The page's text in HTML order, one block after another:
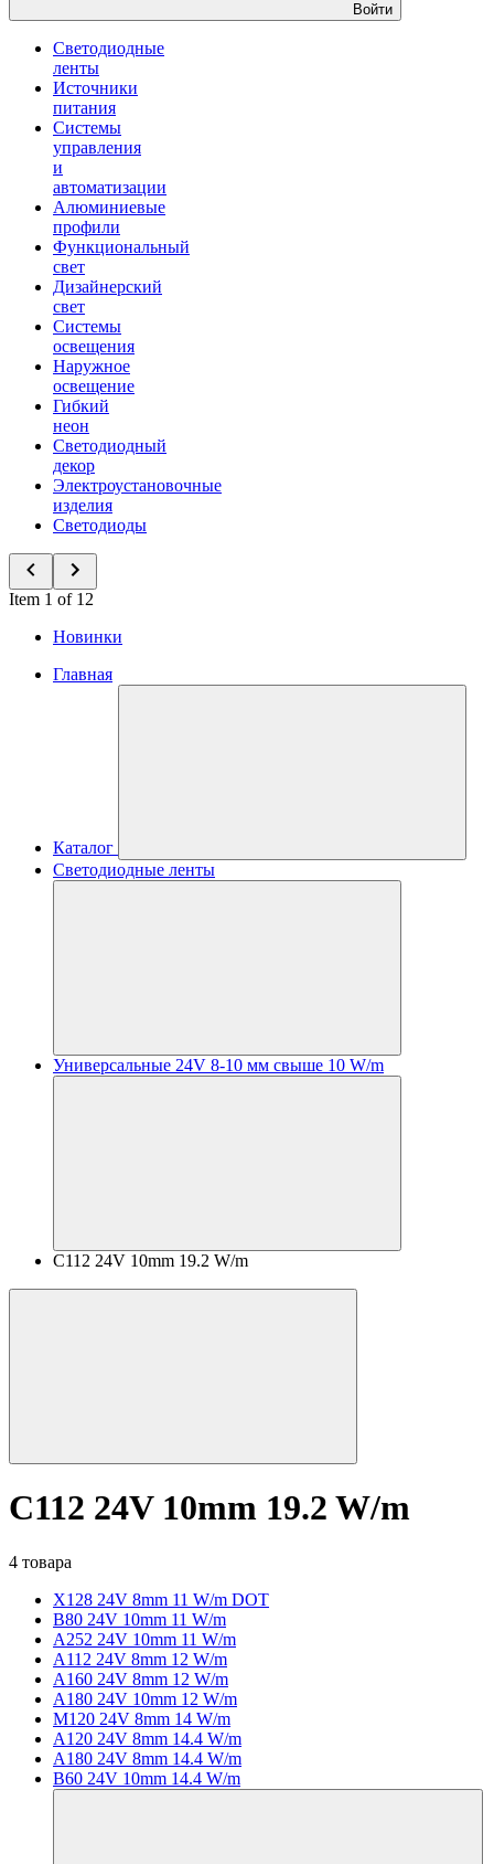
Войти
Светодиодные
ленты
Источники
питания
Системы
управления
и
автоматизации
Алюминиевые
профили
Функциональный
свет
Дизайнерский
свет
Системы
освещения
Наружное
освещение
Гибкий
неон
Светодиодный
декор
Электроустановочные
изделия
Светодиоды
Item 1 of 12
Новинки
Главная
Каталог
Светодиодные ленты
Универсальные 24V 8-10 мм свыше 10 W/m
C112 24V 10mm 19.2 W/m
C112 24V 10mm 19.2 W/m
4 товара
X128 24V 8mm 11 W/m DOT
B80 24V 10mm 11 W/m
A252 24V 10mm 11 W/m
A112 24V 8mm 12 W/m
A160 24V 8mm 12 W/m
A180 24V 10mm 12 W/m
M120 24V 8mm 14 W/m
A120 24V 8mm 14.4 W/m
A180 24V 8mm 14.4 W/m
B60 24V 10mm 14.4 W/m